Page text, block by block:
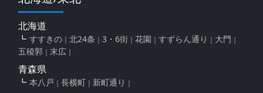
北海道
すすきの 北24条 3・6街 花園 すずらん通り
大門
五稜郭
末広
青森県
本八戸 長横町 新町通り